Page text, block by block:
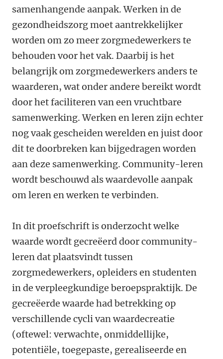
samenhangende aanpak. Werken in de
gezondheidszorg moet aantrekkelijker
worden om zo meer zorgmedewerkers te
behouden voor het vak. Daarbij is het
belangrijk om zorgmedewerkers anders te
waarderen, wat onder andere bereikt wordt
door het faciliteren van een vruchtbare
samenwerking. Werken en leren zijn echter
nog vaak gescheiden werelden en juist door
dit te doorbreken kan bijgedragen worden
aan deze samenwerking. Community-leren
wordt beschouwd als waardevolle aanpak
om leren en werken te verbinden.
In dit proefschrift is onderzocht welke
waarde wordt gecreëerd door community-
leren dat plaatsvindt tussen
zorgmedewerkers, opleiders en studenten
in de verpleegkundige beroepspraktijk. De
gecreëerde waarde had betrekking op
verschillende cycli van waardecreatie
(oftewel: verwachte, onmiddellijke,
potentiële, toegepaste, gerealiseerde en